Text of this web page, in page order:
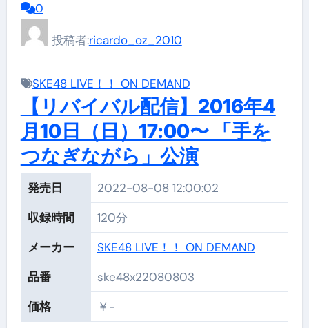
0
投稿者:ricardo_oz_2010
SKE48 LIVE！！ ON DEMAND
【リバイバル配信】2016年4
月10日（日）17:00〜 「手を
つなぎながら」公演
発売日
2022-08-08 12:00:02
収録時間
120分
メーカー
SKE48 LIVE！！ ON DEMAND
品番
ske48x22080803
価格
￥-